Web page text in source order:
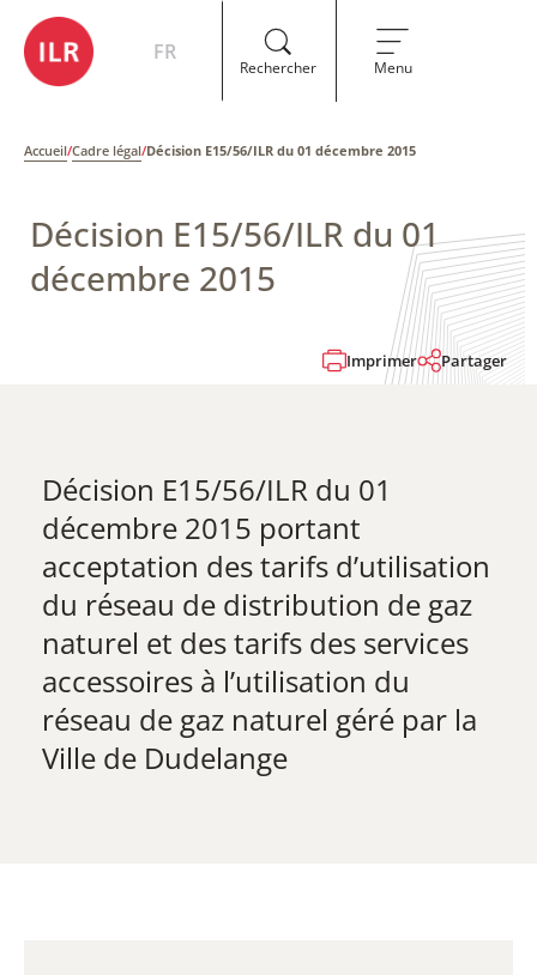
FR
Rechercher Menu
Accueil/Cadre légal/Décision E15/56/ILR du 01 décembre 2015
Décision E15/56/ILR du 01
décembre 2015
Imprimer Partager
Décision E15/56/ILR du 01
décembre 2015 ​portant
acceptation des tarifs d’utilisation
du réseau de distribution de gaz
naturel et des tarifs des services
accessoires à l’utilisation du
réseau de gaz naturel géré par la
Ville de Dudelange